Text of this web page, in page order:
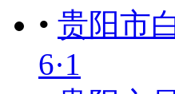
• 贵阳市
6·1